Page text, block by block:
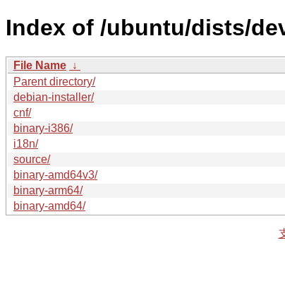
Index of /ubuntu/dists/
File Name ↓
Parent directory/
debian-installer/
cnf/
binary-i386/
i18n/
source/
binary-amd64v3/
binary-arm64/
binary-amd64/